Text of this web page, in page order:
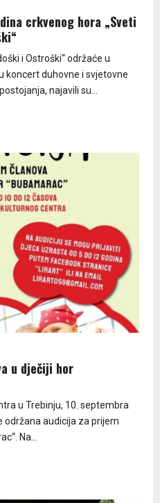
crkvenog hora „Sveti
i Ostroški“ održaće u
koncert duhovne i svjetovne
najavili su...
u dječiji hor
u Trebinju, 10. septembra
održana audicija za prijem
Na...